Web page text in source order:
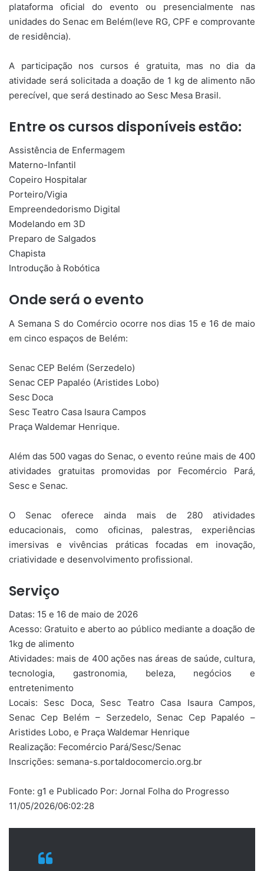
plataforma oficial do evento ou presencialmente nas
unidades do Senac em Belém(leve RG, CPF e comprovante
de residência).
A participação nos cursos é gratuita, mas no dia da
atividade será solicitada a doação de 1 kg de alimento não
perecível, que será destinado ao Sesc Mesa Brasil.
Entre os cursos disponíveis estão:
Assistência de Enfermagem
Materno-Infantil
Copeiro Hospitalar
Porteiro/Vigia
Empreendedorismo Digital
Modelando em 3D
Preparo de Salgados
Chapista
Introdução à Robótica
Onde será o evento
A Semana S do Comércio ocorre nos dias 15 e 16 de maio
em cinco espaços de Belém:
Senac CEP Belém (Serzedelo)
Senac CEP Papaléo (Aristides Lobo)
Sesc Doca
Sesc Teatro Casa Isaura Campos
Praça Waldemar Henrique.
Além das 500 vagas do Senac, o evento reúne mais de 400
atividades gratuitas promovidas por Fecomércio Pará,
Sesc e Senac.
O Senac oferece ainda mais de 280 atividades
educacionais, como oficinas, palestras, experiências
imersivas e vivências práticas focadas em inovação,
criatividade e desenvolvimento profissional.
Serviço
Datas: 15 e 16 de maio de 2026
Acesso: Gratuito e aberto ao público mediante a doação de
1kg de alimento
Atividades: mais de 400 ações nas áreas de saúde, cultura,
tecnologia, gastronomia, beleza, negócios e
entretenimento
Locais: Sesc Doca, Sesc Teatro Casa Isaura Campos,
Senac Cep Belém – Serzedelo, Senac Cep Papaléo –
Aristides Lobo, e Praça Waldemar Henrique
Realização: Fecomércio Pará/Sesc/Senac
Inscrições: semana-s.portaldocomercio.org.br
Fonte: g1 e Publicado Por: Jornal Folha do Progresso
11/05/2026/06:02:28